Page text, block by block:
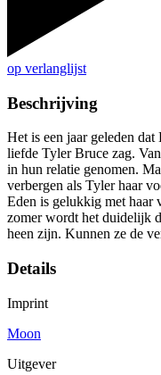
op verlanglijst
Beschrijving
Het is een jaar geleden
liefde Tyler Bruce zag.
in hun relatie genomen.
verbergen als Tyler haar
Eden is gelukkig met haar
zomer wordt het duidelijk
heen zijn. Kunnen ze de
Details
Imprint
Moon
Uitgever